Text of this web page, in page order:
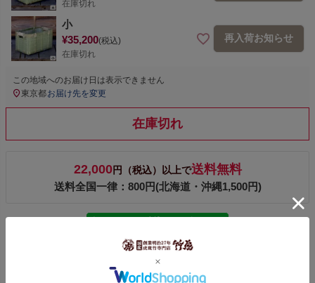
在庫切れ
小
¥35,200 税込
在庫切れ
再入荷お知らせ
この地域へのお届け日は表示できません
東京都お届け先を変更
在庫切れ
22,000円（税込）以上で送料無料
送料全国一律：800円(北海道・沖縄1,500円)
このページのレビューを見る